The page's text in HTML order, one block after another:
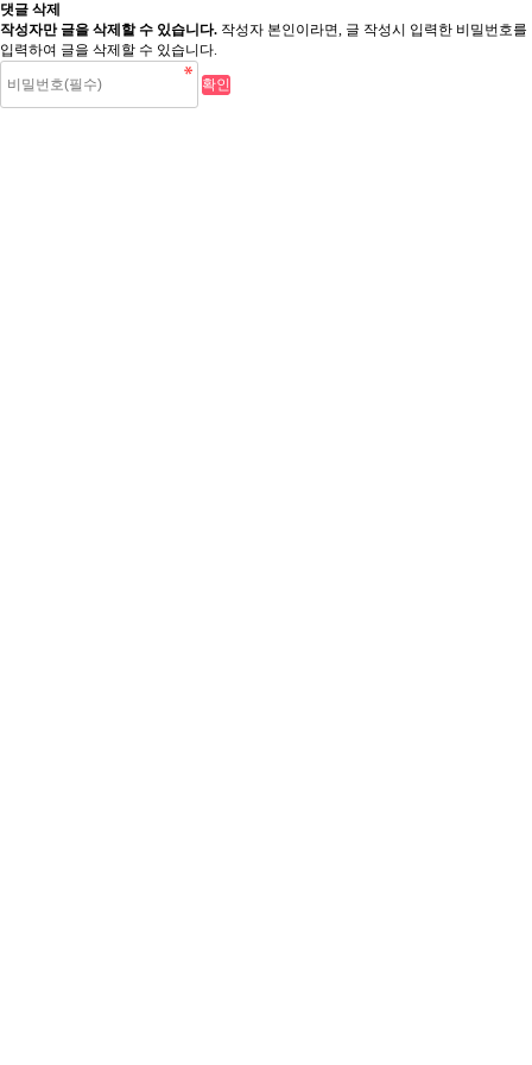
댓글 삭제
작성자만 글을 삭제할 수 있습니다. 작성자 본인이라면, 글 작성시 입력한 비밀번호를
입력하여 글을 삭제할 수 있습니다.